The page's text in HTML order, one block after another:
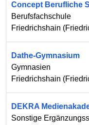
Concept Berufliche
Berufsfachschule
Friedrichshain (
Dathe-Gymnasium
Gymnasien
Friedrichshain (
DEKRA
Sonstige